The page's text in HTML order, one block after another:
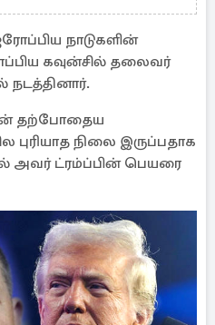
நாடுகளின்
கவுன்சில் தலைவர்
தற்போதைய
புரியாத நிலை இருப்பதாக
அவர் ட்ரம்ப்பின் பெயரை